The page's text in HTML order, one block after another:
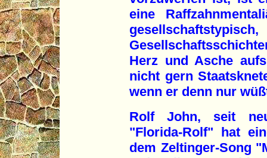
eine
Herz und Asche
nicht gern
wenn er denn nur
Rolf John, seit
"Florida-Rolf" hat
dem Zeltinger-Song